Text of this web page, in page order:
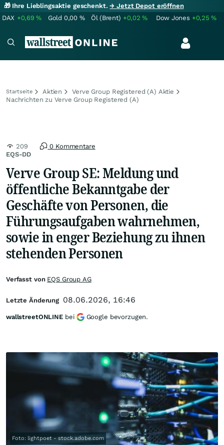
🎁 Ihre Lieblingsaktie geschenkt.→ Jetzt Depot eröffnen
DAX +0,69% Gold 0,00 % Öl (Brent) +0,02% Dow Jones +0,25%
Startseite Aktien
Verve Group Registered (A) Aktie
Nachrichten zu Verve Group Registered (A)
EQS-DD
209 0 Kommentare
Verve Group SE: Meldung und
öffentliche Bekanntgabe der
Geschäfte von Personen, die
Führungsaufgaben wahrnehmen,
sowie in enger Beziehung zu ihnen
stehenden Personen
Foto: lightpoet - stock.adobe.com
Verfasst von EQS Group AG
Letzte Änderung 08.06.2026, 16:46
wallstreetONLINE bei Google bevorzugen.